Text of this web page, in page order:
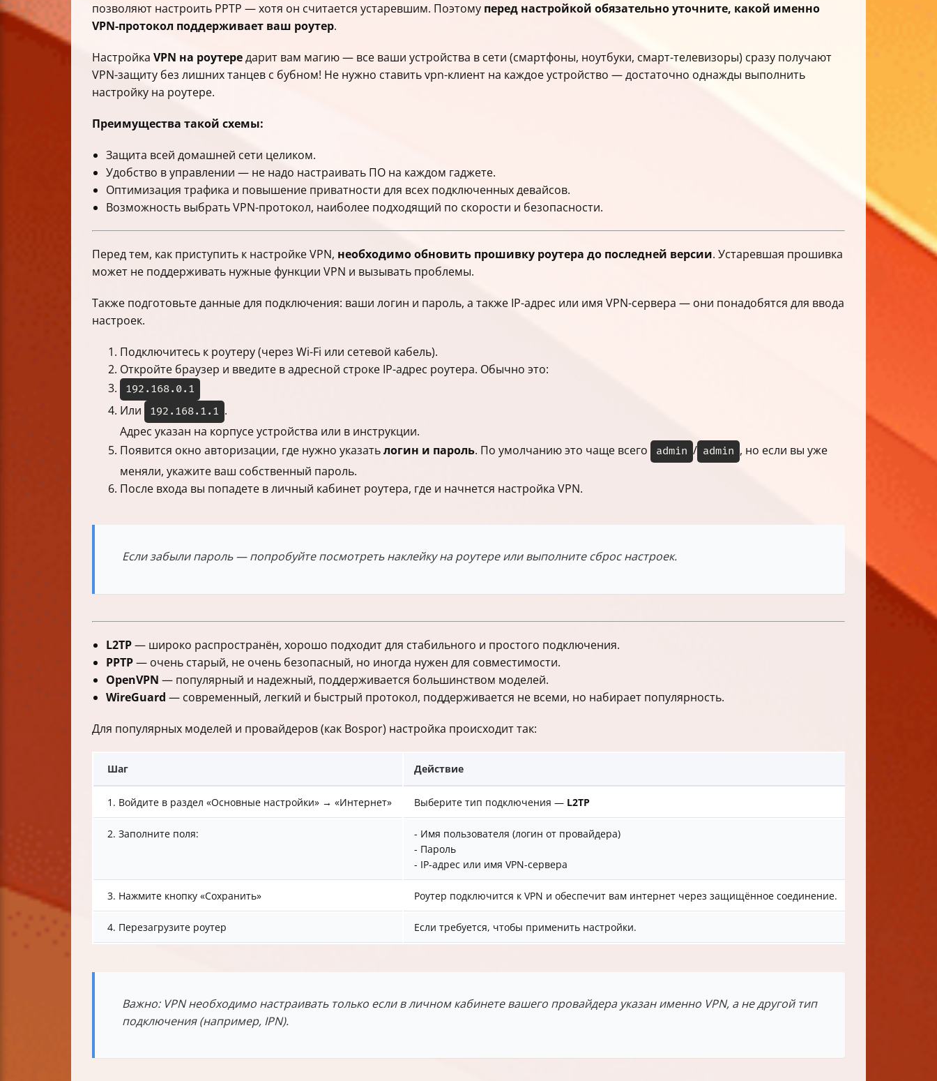
позволяют настроить PPTP — хотя он считается устаревшим. Поэтому перед настройкой обязательно уточните, какой именно
VPN-протокол поддерживает ваш роутер.
Настройка VPN на роутередарит вам магию — все ваши устройства в сети (смартфоны, ноутбуки, смарт-телевизоры) сразу получают
VPN-защиту без лишних танцев с бубном! Не нужно ставить vpn-клиент на каждое устройство — достаточно однажды выполнить
настройку на роутере.
Преимущества такой схемы:
Защита всей домашней сети целиком.
Удобство в управлении — не надо настраивать ПО на каждом гаджете.
Оптимизация трафика и повышение приватности для всех подключенных девайсов.
Возможность выбрать VPN-протокол, наиболее подходящий по скорости и безопасности.
Перед тем, как приступить к настройке VPN, необходимо обновить прошивку роутера до последней версии. Устаревшая прошивка
может не поддерживать нужные функции VPN и вызывать проблемы.
Также подготовьте данные для подключения: ваши логин и пароль, а также IP-адрес или имя VPN-сервера — они понадобятся для ввода
настроек.
Подключитесь к роутеру (через Wi-Fi или сетевой кабель).
Откройте браузер и введите в адресной строке IP-адрес роутера. Обычно это:
192.168.0.1
Или 192.168.1.1 .
Адрес указан на корпусе устройства или в инструкции.
Появится окно авторизации, где нужно указатьлогин и пароль. По умолчанию это чаще всего admin / admin , но если вы уже
меняли, укажите ваш собственный пароль.
После входа вы попадете в личный кабинет роутера, где и начнется настройка VPN.
Если забыли пароль — попробуйте посмотреть наклейку на роутере или выполните сброс настроек.
L2TP— широко распространён, хорошо подходит для стабильного и простого подключения.
PPTP— очень старый, не очень безопасный, но иногда нужен для совместимости.
OpenVPN — популярный и надежный, поддерживается большинством моделей.
WireGuard — современный, легкий и быстрый протокол, поддерживается не всеми, но набирает популярность.
Для популярных моделей и провайдеров (как Bospor) настройка происходит так:
Шаг Действие
1. Войдите в раздел «Основные настройки» → «Интернет» Выберите тип подключения — L2TP
2. Заполните поля:
- Имя пользователя (логин от провайдера)
- Пароль
- IP-адрес или имя VPN-сервера
3. Нажмите кнопку «Сохранить» Роутер подключится к VPN и обеспечит вам интернет через защищённое соединение.
4. Перезагрузите роутер Если требуется, чтобы применить настройки.
Важно: VPN необходимо настраивать только если в личном кабинете вашего провайдера указан именно VPN, а не другой тип
подключения (например, IPN).